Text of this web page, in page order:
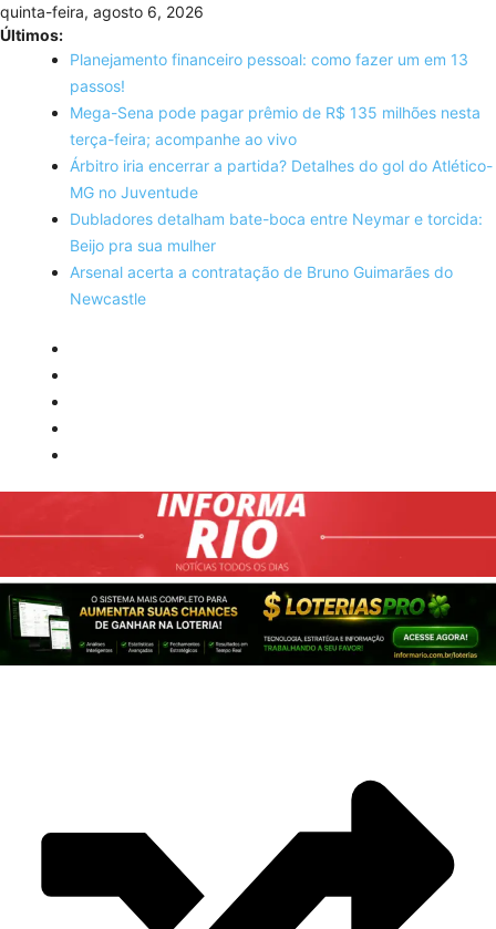
Skip
to
content
quinta-feira, agosto 6, 2026
Últimos:
Planejamento financeiro pessoal: como fazer um em 13
passos!
Mega-Sena pode pagar prêmio de R$ 135 milhões nesta
terça-feira; acompanhe ao vivo
Árbitro iria encerrar a partida? Detalhes do gol do Atlético-
MG no Juventude
Dubladores detalham bate-boca entre Neymar e torcida:
Beijo pra sua mulher
Arsenal acerta a contratação de Bruno Guimarães do
Newcastle